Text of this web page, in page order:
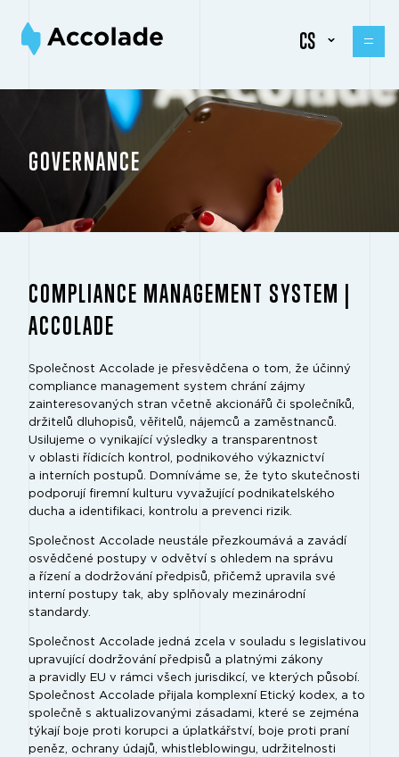
CS
GOVERNANCE
COMPLIANCE MANAGEMENT SYSTEM |
ACCOLADE
Společnost Accolade je přesvědčena o tom, že účinný
compliance management system chrání zájmy
zainteresovaných stran včetně akcionářů či společníků,
držitelů dluhopisů, věřitelů, nájemců a zaměstnanců.
Usilujeme o vynikající výsledky a transparentnost
v oblasti řídicích kontrol, podnikového výkaznictví
a interních postupů. Domníváme se, že tyto skutečnosti
podporují firemní kulturu vyvažující podnikatelského
ducha a identifikaci, kontrolu a prevenci rizik.
Společnost Accolade neustále přezkoumává a zavádí
osvědčené postupy v odvětví s ohledem na správu
a řízení a dodržování předpisů, přičemž upravila své
interní postupy tak, aby splňovaly mezinárodní
standardy.
Společnost Accolade jedná zcela v souladu s legislativou
upravující dodržování předpisů a platnými zákony
a pravidly EU v rámci všech jurisdikcí, ve kterých působí.
Společnost Accolade přijala komplexní Etický kodex, a to
společně s aktualizovanými zásadami, které se zejména
týkají boje proti korupci a úplatkářství, boje proti praní
peněz, ochrany údajů, whistleblowingu, udržitelnosti